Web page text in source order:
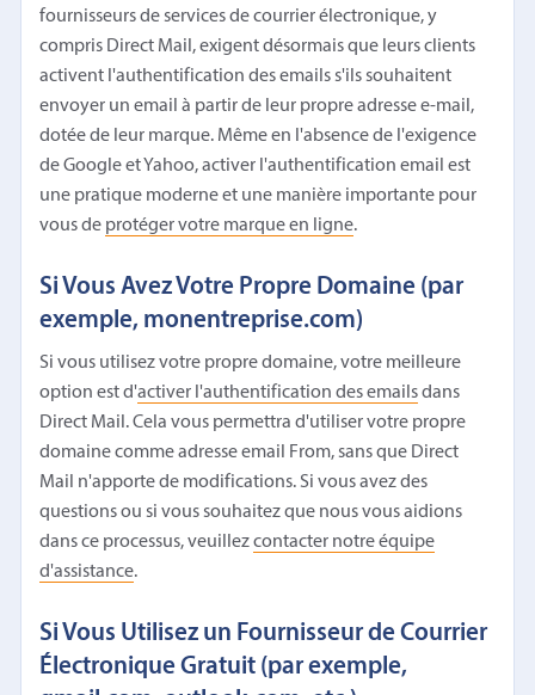
fournisseurs de services de courrier électronique, y
compris Direct Mail, exigent désormais que leurs clients
activent l'authentification des emails s'ils souhaitent
envoyer un email à partir de leur propre adresse e-mail,
dotée de leur marque. Même en l'absence de l'exigence
de Google et Yahoo, activer l'authentification email est
une pratique moderne et une manière importante pour
vous de protéger votre marque en ligne.
Si Vous Avez Votre Propre Domaine (par
exemple, monentreprise.com)
Si vous utilisez votre propre domaine, votre meilleure
option est d'activer l'authentification des emailsdans
Direct Mail. Cela vous permettra d'utiliser votre propre
domaine comme adresse email From, sans que Direct
Mail n'apporte de modifications. Si vous avez des
questions ou si vous souhaitez que nous vous aidions
dans ce processus, veuillezcontacter notre équipe
d'assistance.
Si Vous Utilisez un Fournisseur de Courrier
Électronique Gratuit (par exemple,